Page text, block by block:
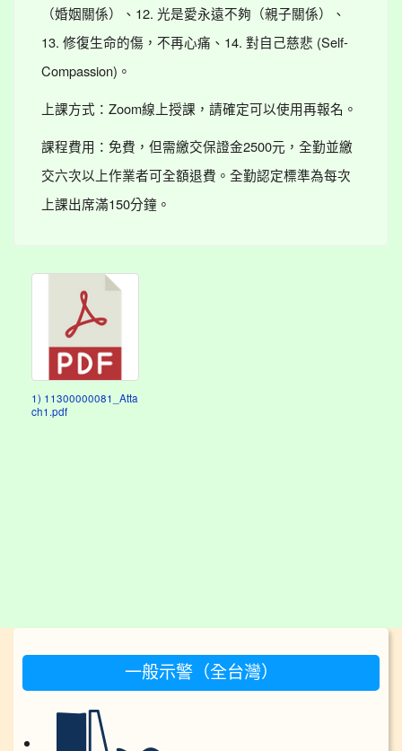
（婚姻關係）、12. 光是愛永遠不夠（親子關係）、
13. 修復生命的傷，不再心痛、14. 對自己慈悲 (Self-
Compassion)。
上課方式：Zoom線上授課，請確定可以使用再報名。
課程費用：免費，但需繳交保證金2500元，全勤並繳
交六次以上作業者可全額退費。全勤認定標準為每次
上課出席滿150分鐘。
1) 11300000081_Atta
ch1.pdf
一般示警（全台灣）